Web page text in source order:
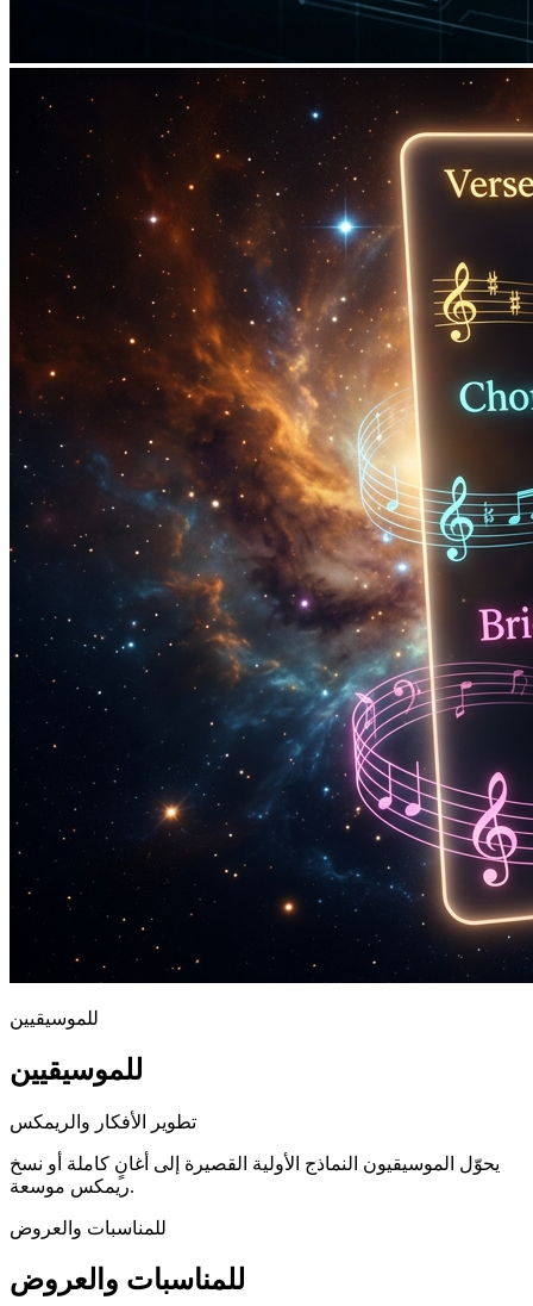
للموسيقيين
للموسيقيين
تطوير الأفكار والريمكس
يحوّل الموسيقيون النماذج الأولية القصيرة إلى أغانٍ كاملة أو نسخ
ريمكس موسعة.
للمناسبات والعروض
للمناسبات والعروض